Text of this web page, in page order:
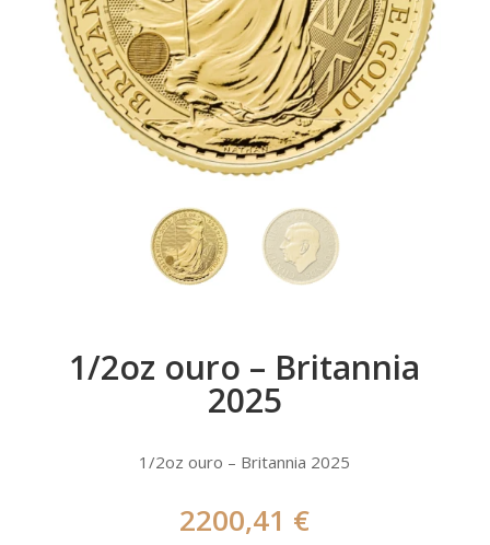
1/2oz ouro – Britannia
2025
1/2oz ouro – Britannia 2025
2200,41 €